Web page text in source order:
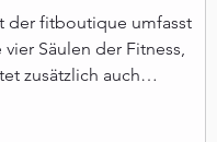
der fitboutique umfasst
Säulen der Fitness,
zusätzlich auch